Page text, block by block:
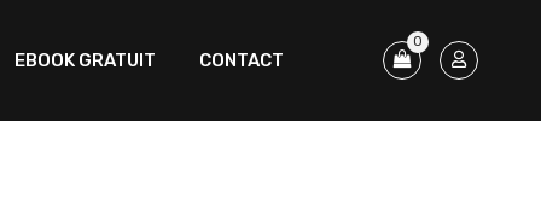
EBOOK GRATUIT CONTACT
0